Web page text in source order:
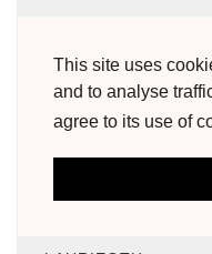
This site uses
and to analyse
agree to its use of
J'aime trop trop
voir dans des
aussi classe.
xx Charlotte